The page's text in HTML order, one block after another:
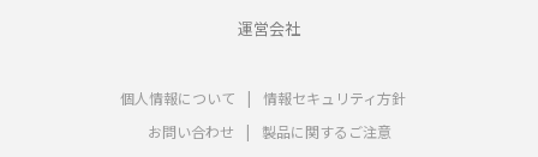
運営会社
個人情報について |
情報セキュリティ方針
お問い合わせ
| 製品に関するご注意